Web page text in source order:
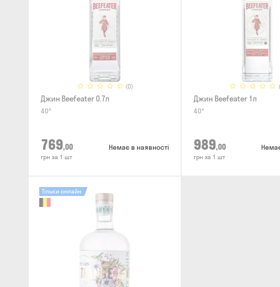
(0)
Джин Beefeater 0.7л
40°
769,00
грн за 1 шт
Немає в наявності
Джин Beefeater 1л
40°
989,00
грн за 1 шт
Тільки онлайн